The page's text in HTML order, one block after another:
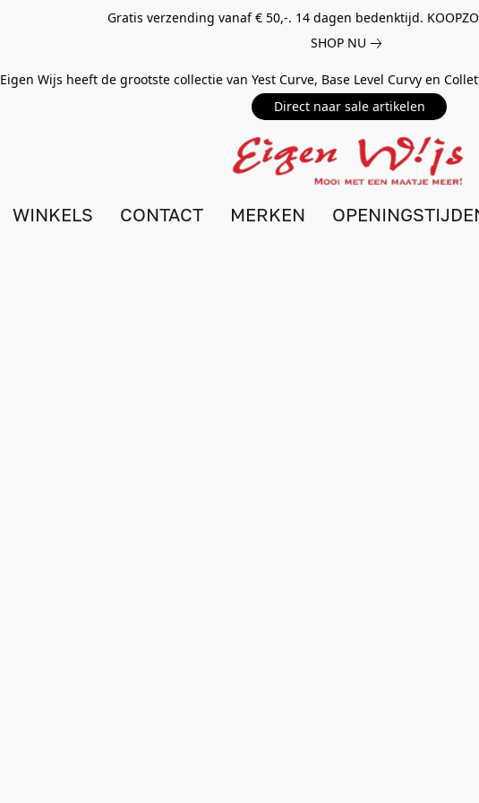
Gratis verzending vanaf € 50,-. 14 dagen bedenktijd.
SHOP NU
Eigen Wijs heeft de grootste collectie van Yest Curve, Base Level Curvy en
Direct naar sale artikelen
WINKELS CONTACT MERKEN